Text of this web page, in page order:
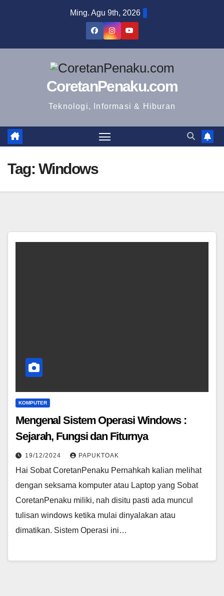
Ming. Agu 9th, 2026
CoretanPenaku.com
Teknologi, Informasi & Hiburan
Tag: Windows
KOMPUTER
Mengenal Sistem Operasi Windows :
Sejarah, Fungsi dan Fiturnya
19/12/2024 PAPUKTOAK
Hai Sobat CoretanPenaku Pernahkah kalian melihat
dengan seksama komputer atau Laptop yang Sobat
CoretanPenaku miliki, nah disitu pasti ada muncul
tulisan windows ketika mulai dinyalakan atau
dimatikan. Sistem Operasi ini…